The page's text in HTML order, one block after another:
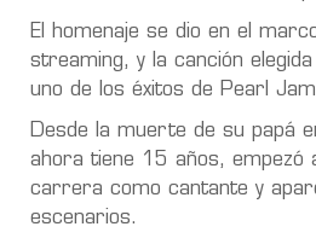
El homenaje se dio en el
streaming, y la canción
uno de los éxitos de Pearl
Desde la muerte de su papá
ahora tiene 15 años, empezó
carrera como cantante y
escenarios.